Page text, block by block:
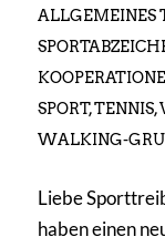
ALLGEMEINES
SPORT,TENNIS,
WALKING-
Liebe
haben einen